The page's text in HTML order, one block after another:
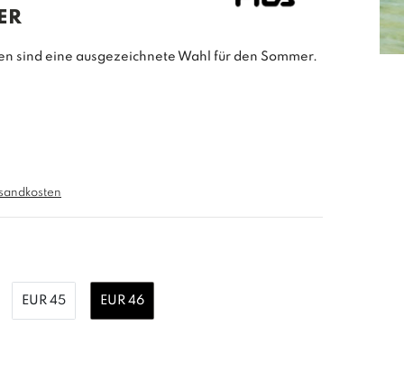
sind eine ausgezeichnete Wahl für den Sommer.
EUR 45 EUR 46